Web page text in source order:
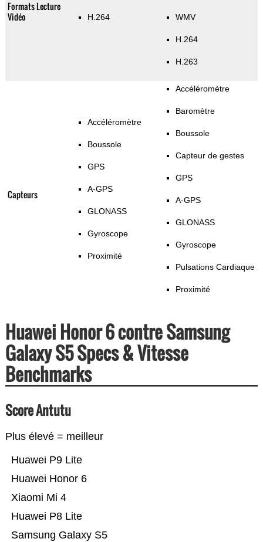
Formats Lecture
Vidéo
H.264 WMV
H.264
H.263
Capteurs
Accéléromètre
Boussole
GPS
A-GPS
GLONASS
Gyroscope
Proximité
Accéléromètre
Baromètre
Boussole
Capteur de gestes
GPS
A-GPS
GLONASS
Gyroscope
Pulsations Cardiaque
Proximité
Huawei Honor 6 contre Samsung
Galaxy S5 Specs & Vitesse
Benchmarks
Score Antutu
Plus élevé = meilleur
Samsung Galaxy S5
Huawei P8 Lite
Xiaomi Mi 4
Huawei Honor 6
Huawei P9 Lite